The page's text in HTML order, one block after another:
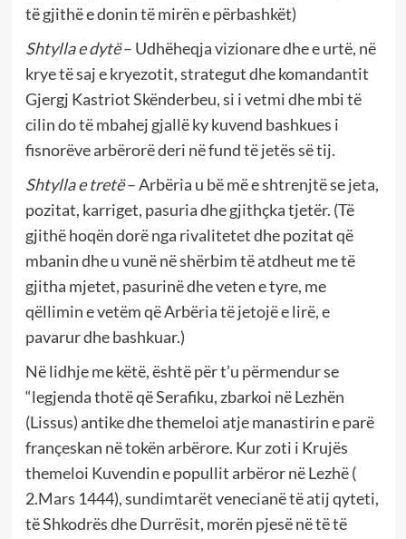
të gjithë e donin të mirën e përbashkët)
Shtylla e dytë– Udhëheqja vizionare dhe e urtë, në
krye të saj e kryezotit, strategut dhe komandantit
Gjergj Kastriot Skënderbeu, si i vetmi dhe mbi të
cilin do të mbahej gjallë ky kuvend bashkues i
fisnorëve arbërorë deri në fund të jetës së tij.
Shtylla e tretë– Arbëria u bë më e shtrenjtë se jeta,
pozitat, karriget, pasuria dhe gjithçka tjetër. (Të
gjithë hoqën dorë nga rivalitetet dhe pozitat që
mbanin dhe u vunë në shërbim të atdheut me të
gjitha mjetet, pasurinë dhe veten e tyre, me
qëllimin e vetëm që Arbëria të jetojë e lirë, e
pavarur dhe bashkuar.)
Në lidhje me këtë, është për t’u përmendur se
“legjenda thotë që Serafiku, zbarkoi në Lezhën
(Lissus) antike dhe themeloi atje manastirin e parë
françeskan në tokën arbërore. Kur zoti i Krujës
themeloi Kuvendin e popullit arbëror në Lezhë (
2.Mars 1444), sundimtarët venecianë të atij qyteti,
të Shkodrës dhe Durrësit, morën pjesë në të të